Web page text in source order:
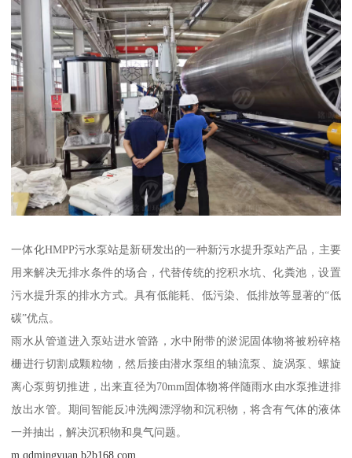
一体化HMPP污水泵站是新研发出的一种新污水提升泵站产品，主要
用来解决无排水条件的场合，代替传统的挖积水坑、化粪池，设置
污水提升泵的排水方式。具有低能耗、低污染、低排放等显著的“低
碳”优点。
雨水从管道进入泵站进水管路，水中附带的淤泥固体物将被粉碎格
栅进行切割成颗粒物，然后接由潜水泵组的轴流泵、旋涡泵、螺旋
离心泵剪切推进，出来直径为70mm固体物将伴随雨水由水泵推进排
放出水管。期间智能反冲洗阀漂浮物和沉积物，将含有气体的液体
一并抽出，解决沉积物和臭气问题。
m.qdmingyuan.b2b168.com